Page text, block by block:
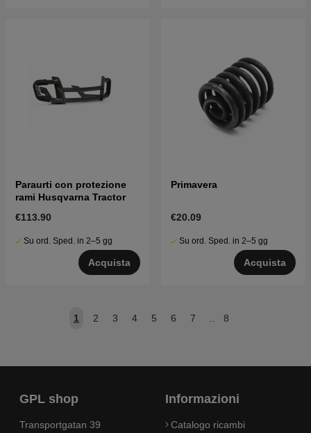
Paraurti con protezione
rami Husqvarna Tractor
€113.90
Su ord. Sped. in 2–5 gg
Acquista
Primavera
€20.09
Su ord. Sped. in 2–5 gg
Acquista
1 2 3 4 5 6 7 8
GPL shop
Transportgatan 39
Informazioni
Catalogo ricambi